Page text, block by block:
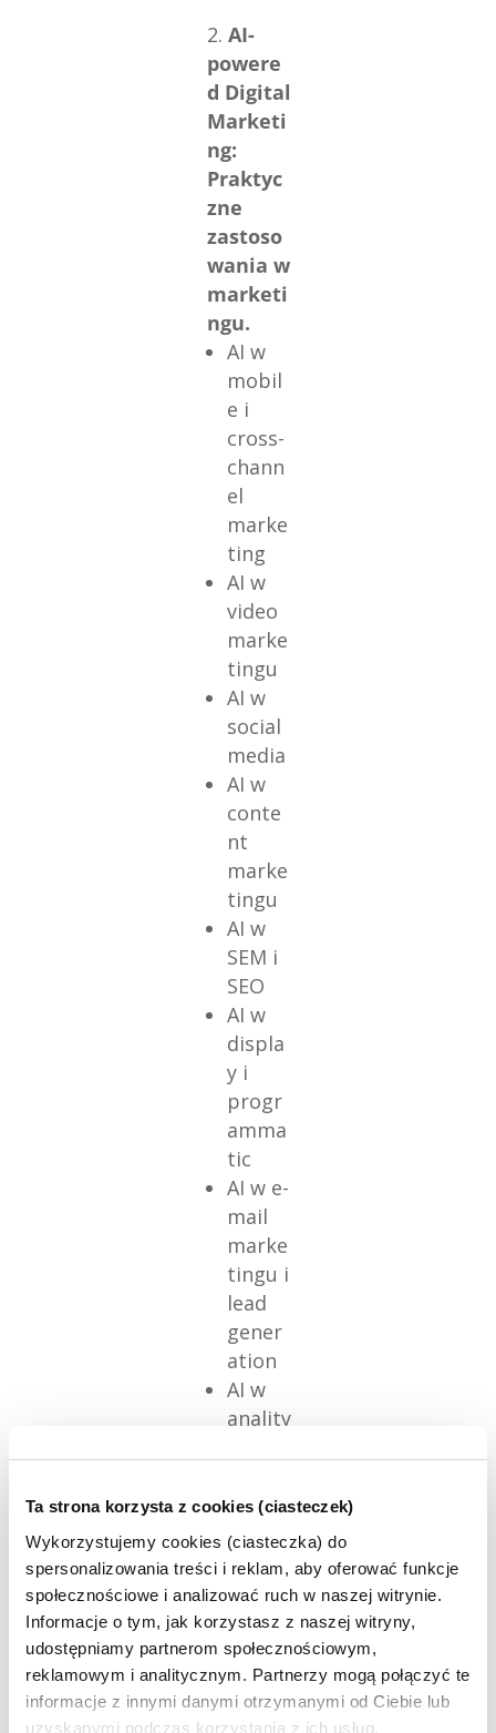
Ta strona korzysta z cookies (ciasteczek)
Wykorzystujemy cookies (ciasteczka) do
spersonalizowania treści i reklam, aby oferować funkcje
społecznościowe i analizować ruch w naszej witrynie.
Informacje o tym, jak korzystasz z naszej witryny,
udostępniamy partnerom społecznościowym,
reklamowym i analitycznym. Partnerzy mogą połączyć te
informacje z innymi danymi otrzymanymi od Ciebie lub
uzyskanymi podczas korzystania z ich usług.
AI-
powere
d Digital
Marketi
ng:
Praktyc
zne
zastoso
wania w
marketi
ngu.
AI w
mobil
e i
cross-
chann
el
marke
ting
AI w
video
marke
tingu
AI w
social
media
AI w
conte
nt
marke
tingu
AI w
SEM i
SEO
AI w
displa
y i
progr
amma
tic
AI w e-
mail
marke
tingu i
lead
gener
ation
AI w
anality
etowej
+ UX
AI w
ecom
merce
Etyka,
prawo i
bezpiec